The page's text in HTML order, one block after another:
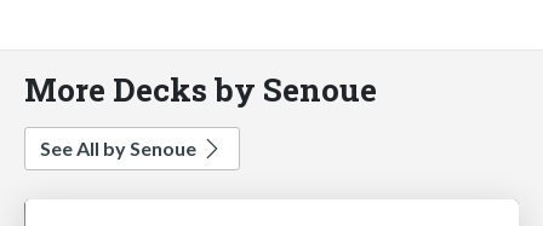
More Decks by Senoue
See All by Senoue